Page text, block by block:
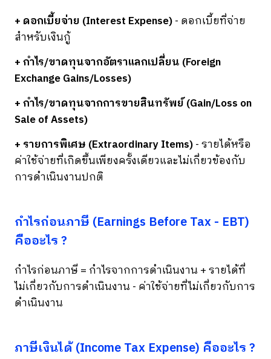
+ ดอกเบี้ยจ่าย (Interest Expense)- ดอกเบี้ยที่จ่าย
สำหรับเงินกู้
+ กำไร/ขาดทุนจากอัตราแลกเปลี่ยน (Foreign
Exchange Gains/Losses)
+ กำไร/ขาดทุนจากการขายสินทรัพย์ (Gain/Loss on
Sale of Assets)
+ รายการพิเศษ (Extraordinary Items)- รายได้หรือ
ค่าใช้จ่ายที่เกิดขึ้นเพียงครั้งเดียวและไม่เกี่ยวข้องกับ
การดำเนินงานปกติ
กำไรก่อนภาษี (Earnings Before Tax - EBT)
คืออะไร ?
กำไรก่อนภาษี = กำไรจากการดำเนินงาน + รายได้ที่
ไม่เกี่ยวกับการดำเนินงาน - ค่าใช้จ่ายที่ไม่เกี่ยวกับการ
ดำเนินงาน
ภาษีเงินได้ (Income Tax Expense) คืออะไร ?